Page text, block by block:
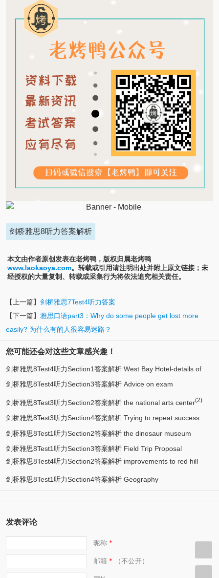
剑桥雅思8听力答案解析
本文由作者原创发表在老烤鸭，版权归属老烤鸭
www.laokaoya.com。转载或引用请注明出处并附上原文链接；未
经授权的大量复制、转载或采集行为将依法追究相关责任。
【上一篇】 剑桥雅思7Test4听力答案
【下一篇】 雅思口语part3：Why do some people get lost more
easily? 为什么有的人很容易迷路？
您可能还会对这些文章感兴趣！
剑桥雅思8Test4听力Section1答案解析 West Bay Hotel-details of
job(6)
剑桥雅思8Test4听力Section3答案解析 Advice on exam
preparation(2)
剑桥雅思8Test3听力Section2答案解析 the national arts center(2)
剑桥雅思8Test3听力Section4答案解析 Trying to repeat success
剑桥雅思8Test1听力Section2答案解析 the dinosaur museum
剑桥雅思8Test1听力Section3答案解析 Field Trip Proposal
剑桥雅思8Test4听力Section2答案解析 improvements to red hill
suburb
剑桥雅思8Test1听力Section4答案解析 Geography
发表评论
昵称*
邮箱 *（不公开）